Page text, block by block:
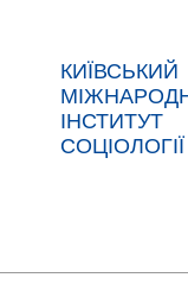
КИЇВСЬКИЙ
ІНСТИТУТ
СОЦІОЛОГІЇ